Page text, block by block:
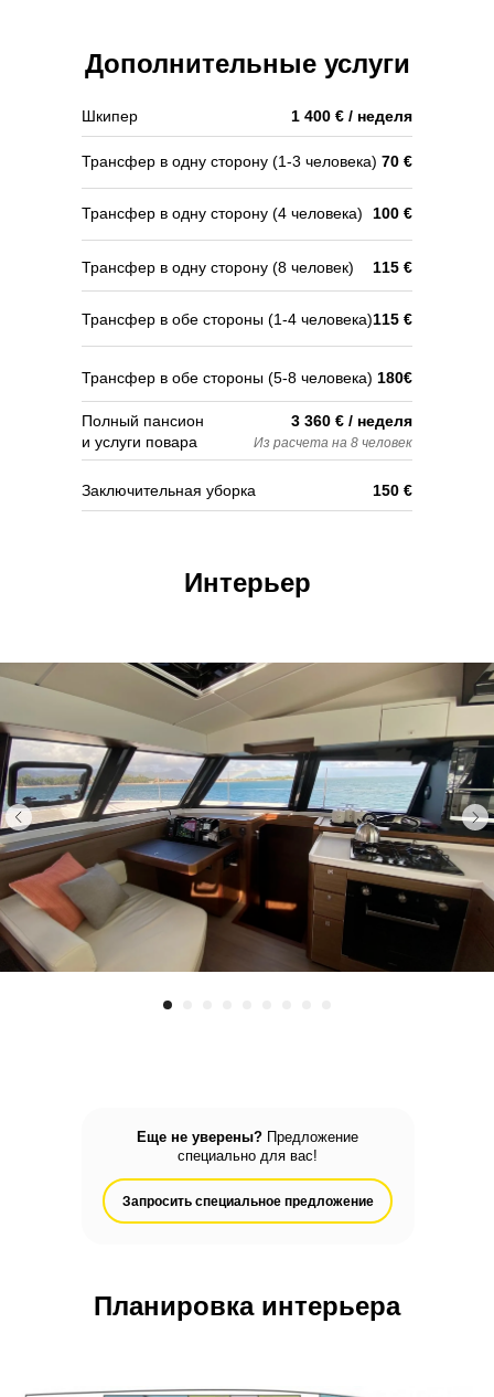
Дополнительные услуги
Шкипер 1 400 € / неделя
Трансфер в одну сторону (1-3 человека) 70 €
Трансфер в одну сторону (4 человека) 100 €
Трансфер в одну сторону (8 человек) 115 €
Трансфер в обе стороны (1-4 человека)115 €
Трансфер в обе стороны (5-8 человека) 180€
Полный пансион
и услуги повара
3 360 € / неделя
Заключительная уборка
Из расчета на 8 человек
150 €
Интерьер
Запросить специальное предложение
Еще не уверены? Предложение
специально для вас!
Планировка интерьера